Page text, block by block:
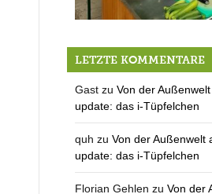
LETZTE KOMMENTARE
Gast zuVon der
update: das i-Tüpfelchen
quh zuVon der Außenwelt
update: das i-Tüpfelchen
Florian Gehlen zuVon der